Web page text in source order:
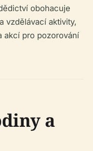
obohacuje
vzdělávací aktivity,
akcí pro pozorování
a